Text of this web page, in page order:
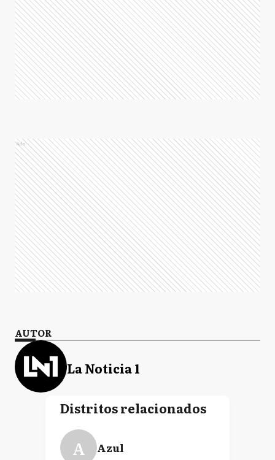
Ads
AUTOR
La Noticia 1
Distritos relacionados
A Azul